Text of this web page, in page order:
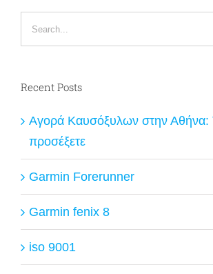
for:
Recent Posts
Αγορά Καυσόξυλων στην Αθήνα:
προσέξετε
Garmin Forerunner
Garmin fenix 8
iso 9001